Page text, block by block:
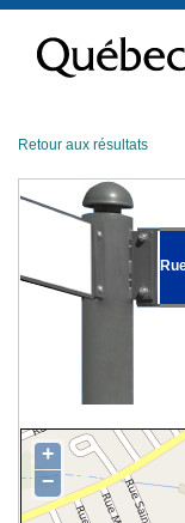
contenu
Retour aux résultats
+
−